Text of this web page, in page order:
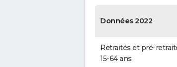
Données 2022
Retraités et pré-
15-64 ans